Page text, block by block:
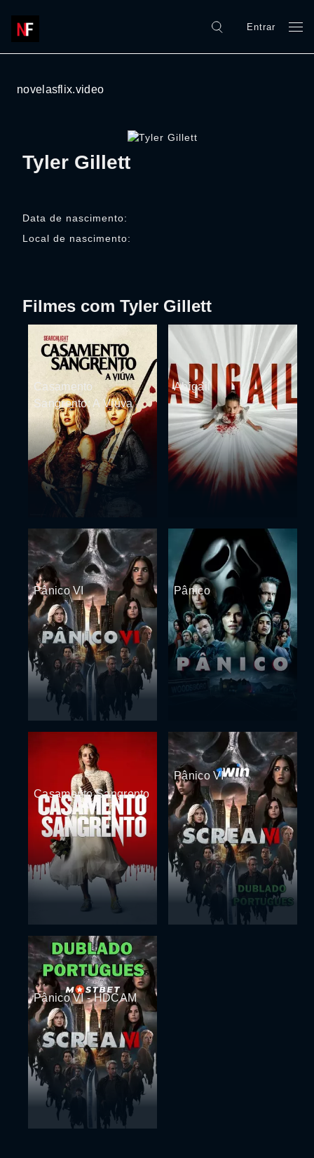
Entrar
novelasflix.video
Tyler Gillett
Data de nascimento:
Local de nascimento:
Filmes com Tyler Gillett
Casamento
Sangrento: A Viúva
Abigail
Pânico VI Pânico
Casamento Sangrento
Pânico VI
Pânico VI - HDCAM